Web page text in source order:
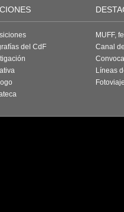
del CdF
MUFF,
Canal
Líneas